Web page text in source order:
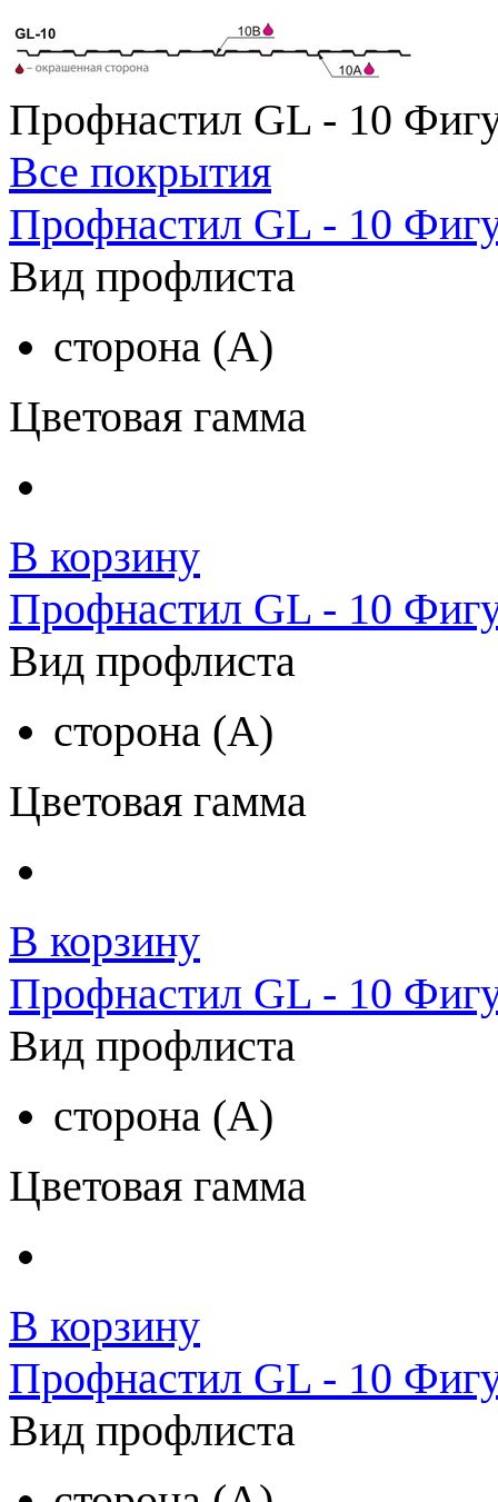
Профнастил GL - 10
Все покрытия
Профнастил GL - 10
Вид профлиста
сторона (A)
Цветовая гамма
В корзину
Профнастил GL - 10
Вид профлиста
сторона (A)
Цветовая гамма
В корзину
Профнастил GL - 10
Вид профлиста
сторона (A)
Цветовая гамма
В корзину
Профнастил GL - 10
Вид профлиста